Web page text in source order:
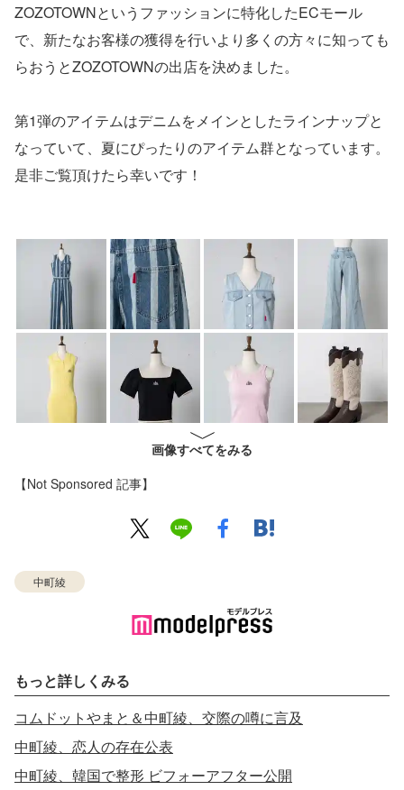
ZOZOTOWNというファッションに特化したECモール
で、新たなお客様の獲得を行いより多くの方々に知っても
らおうとZOZOTOWNの出店を決めました。
第1弾のアイテムはデニムをメインとしたラインナップと
なっていて、夏にぴったりのアイテム群となっています。
是非ご覧頂けたら幸いです！
画像すべてをみる
【Not Sponsored 記事】
中町綾
もっと詳しくみる
コムドットやまと＆中町綾、交際の噂に言及
中町綾、恋人の存在公表
中町綾、韓国で整形 ビフォーアフター公開